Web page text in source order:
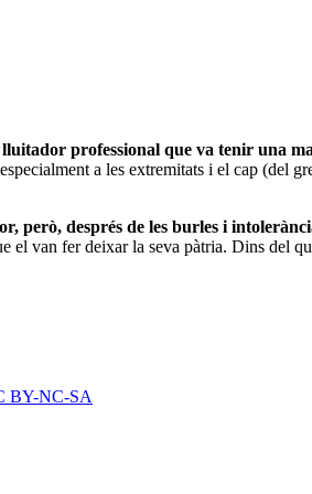
professional que va tenir una
a les extremitats i el cap (del
però, després de les burles i
van fer deixar la seva pàtria. Dins del
BY-NC-SA